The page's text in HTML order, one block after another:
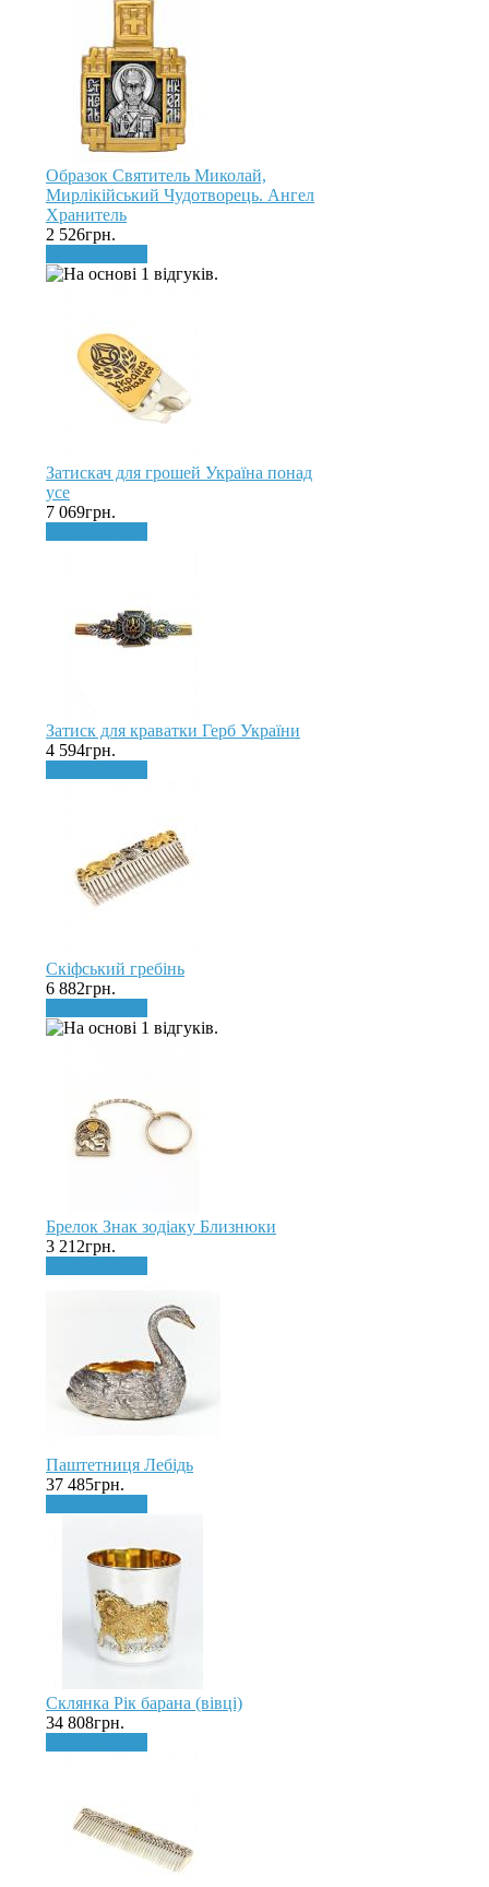
Образок Святитель Миколай,
Мирлікійський Чудотворець. Ангел
Хранитель
2 526грн.
Затискач для грошей Україна понад
усе
7 069грн.
Затиск для краватки Герб України
4 594грн.
Скіфський гребінь
6 882грн.
Брелок Знак зодіаку Близнюки
3 212грн.
Паштетниця Лебідь
37 485грн.
Склянка Рік барана (вівці)
34 808грн.